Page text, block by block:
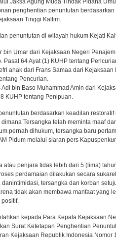
Jaksa Agung Muda Tindak Pidana
penghentian penuntutan
Tinggi Kaltim.
penuntutan di wilayah hukum Kejati
bin Umar dari Kejaksaan Negeri
Pasal 64 Ayat (1) KUHP tentang
anak dari Frans Samaa dari
Pencurian.
bin Baso Muhammad Amin dari
KUHP tentang Penipuan.
berdasarkan keadilan
Tersangka telah meminta maaf
pernah dihukum, tersangka baru
Pidum melalui siaran pers
atau penjara tidak lebih dari 5 (lima)
perdamaian dilakukan secara
tersangka dan korban
tidak akan membawa manfaat yang
positif.
kepada Para Kepala Kejaksaan
Surat Ketetapan Penghentian
Kejaksaan Republik Indonesia Nomor